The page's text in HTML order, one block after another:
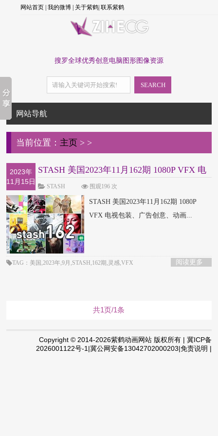
网站首页 我的微博 关于紫鹤 联系紫鹤
搜罗全球优秀创意电脑图形图像资源
SEARCH
网站导航
当前位置： 主页 > >
2023年
11月15日
STASH 美国2023年11月162期 1080P VFX 电
视包装、广
STASH 围观196 次
STASH 美国2023年11月162期 1080P
VFX 电视包装、广告创意、动画...
阅读更多
TAG：美国,2023年,9月,STASH,162期,灵感,VFX
共1页/1条
Copyright © 2014-2026紫鹤动画网站 版权所有 | 冀ICP备
2026001122号-1|冀公网安备13042702000203|免责说明 |